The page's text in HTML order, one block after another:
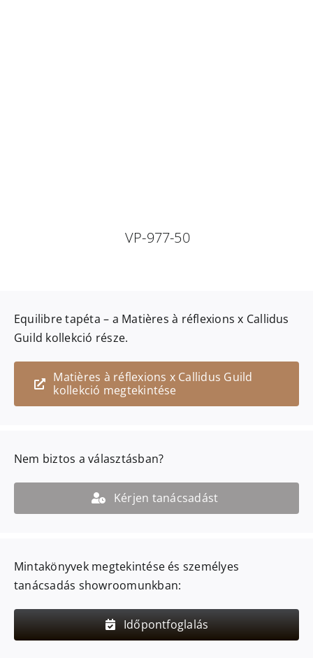
VP-977-50
Equilibretapéta – a Matières à réflexions x Callidus
Guild kollekció része.
Matières à réflexions x Callidus Guild
kollekció megtekintése
Nem biztos a választásban?
Kérjen tanácsadást
Mintakönyvek megtekintése és személyes
tanácsadás showroomunkban:
Időpontfoglalás